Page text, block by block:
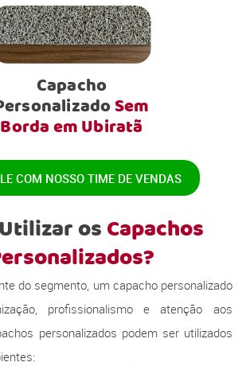
Capacho
Sem
Borda em Ubiratã
COM NOSSO TIME DE VENDAS
osCapachos
do segmento, um capacho personalizado
profissionalismo e atenção aos
personalizados podem ser utilizados